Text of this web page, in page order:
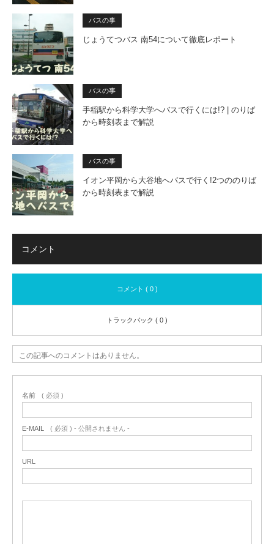
バスの事
じょうてつバス 南54について徹底レポート
バスの事
手稲駅から科学大学へバスで行くには!? | のりば
から時刻表まで解説
バスの事
イオン平岡から大谷地へバスで行く!2つののりば
から時刻表まで解説
コメント
コメント ( 0 )
トラックバック ( 0 )
この記事へのコメントはありません。
名前 ( 必須 )
E-MAIL ( 必須 ) - 公開されません -
URL